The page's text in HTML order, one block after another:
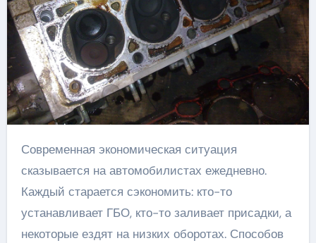
Современная экономическая ситуация
сказывается на автомобилистах ежедневно.
Каждый старается сэкономить: кто-то
устанавливает ГБО, кто-то заливает присадки, а
некоторые ездят на низких оборотах. Способов